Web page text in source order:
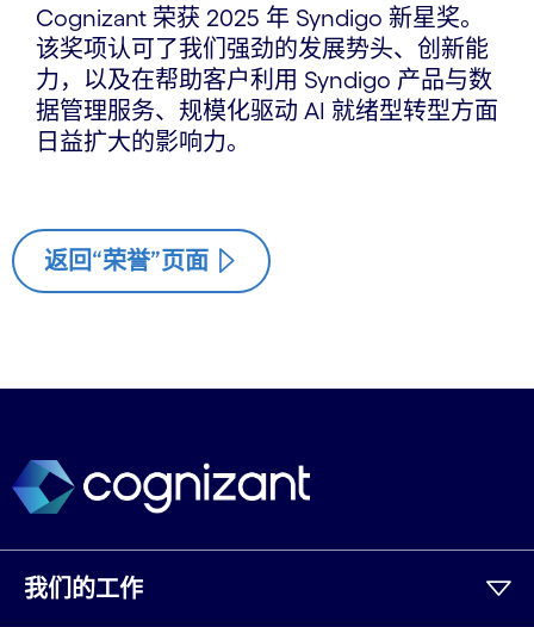
Cognizant 荣获 2025 年 Syndigo 新星奖。
该奖项认可了我们强劲的发展势头、创新能
力，以及在帮助客户利用 Syndigo 产品与数
据管理服务、规模化驱动 AI 就绪型转型方面
日益扩大的影响力。
返回“荣誉”页面
我们的工作